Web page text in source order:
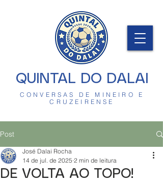
QUINTAL DO DALAI
CONVERSAS DE MINEIRO E
CRUZEIRENSE
Post
DE VOLTA AO TOPO!
José Dalai Rocha
14 de jul. de 2025 2 min de leitura